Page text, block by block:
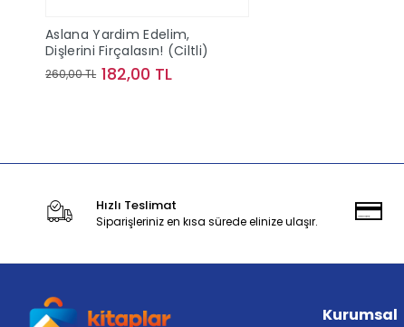
Aslana Yardim Edelim,
Dişlerini Firçalasın! (Ciltli)
260,00 TL 182,00 TL
Hızlı Teslimat
Siparişleriniz en kısa sürede elinize ulaşır.
Kurumsal